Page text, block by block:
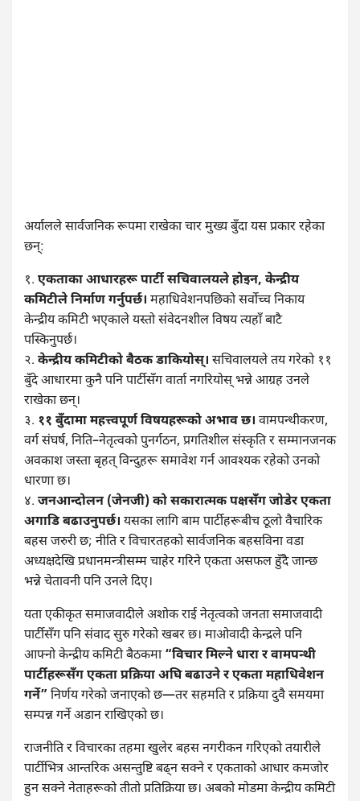
अर्यालले सार्वजनिक रूपमा राखेका चार मुख्य बुँदा यस प्रकार रहेका
छन्:
१. एकताका आधारहरू पार्टी सचिवालयले होइन, केन्द्रीय
कमिटीले निर्माण गर्नुपर्छ। महाधिवेशनपछिको सर्वोच्च निकाय
केन्द्रीय कमिटी भएकाले यस्तो संवेदनशील विषय त्यहाँ बाटै
पस्किनुपर्छ।
२. केन्द्रीय कमिटीको बैठक डाकियोस्। सचिवालयले तय गरेको ११
बुँदे आधारमा कुनै पनि पार्टीसँग वार्ता नगरियोस् भन्ने आग्रह उनले
राखेका छन्।
३. ११ बुँदामा महत्त्वपूर्ण विषयहरूको अभाव छ। वामपन्थीकरण,
वर्ग संघर्ष, निति–नेतृत्वको पुनर्गठन, प्रगतिशील संस्कृति र सम्मानजनक
अवकाश जस्ता बृहत् विन्दुहरू समावेश गर्न आवश्यक रहेको उनको
धारणा छ।
४. जनआन्दोलन (जेनजी) को सकारात्मक पक्षसँग जोडेर एकता
अगाडि बढाउनुपर्छ। यसका लागि बाम पार्टीहरूबीच ठूलो वैचारिक
बहस जरुरी छ; नीति र विचारतहको सार्वजनिक बहसविना वडा
अध्यक्षदेखि प्रधानमन्त्रीसम्म चाहेर गरिने एकता असफल हुँदै जान्छ
भन्ने चेतावनी पनि उनले दिए।
यता एकीकृत समाजवादीले अशोक राई नेतृत्वको जनता समाजवादी
पार्टीसँग पनि संवाद सुरु गरेको खबर छ। माओवादी केन्द्रले पनि
आफ्नो केन्द्रीय कमिटी बैठकमा“विचार मिल्ने धारा र वामपन्थी
पार्टीहरूसँग एकता प्रक्रिया अघि बढाउने र एकता महाधिवेशन
गर्ने” निर्णय गरेको जनाएको छ—तर सहमति र प्रक्रिया दुवै समयमा
सम्पन्न गर्ने अडान राखिएको छ।
राजनीति र विचारका तहमा खुलेर बहस नगरीकन गरिएको तयारीले
पार्टीभित्र आन्तरिक असन्तुष्टि बढ्न सक्ने र एकताको आधार कमजोर
हुन सक्ने नेताहरूको तीतो प्रतिक्रिया छ। अबको मोडमा केन्द्रीय कमिटी